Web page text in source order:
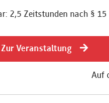
2,5 Zeitstunden nach § 15
Zur Veranstaltung
Auf